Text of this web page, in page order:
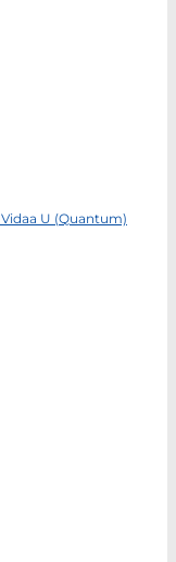
U (Quantum)